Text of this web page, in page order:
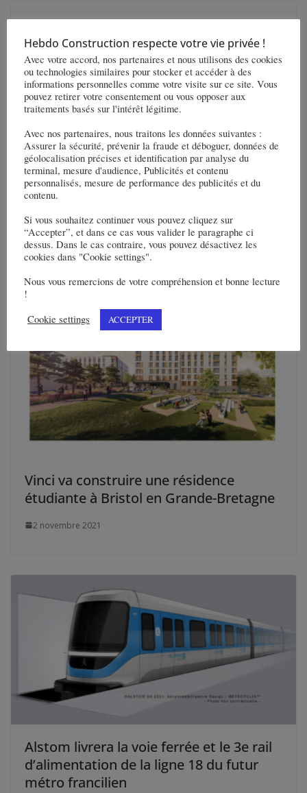
Avis de la FFB – Des inquiétudes
ressortent du Tome II du rapport de la
Commission Rebsamen
3 novembre 2021
Vinci va construire une résidence
étudiante à Bristol en Grande-Bretagne
2 novembre 2021
Alstom livrera la voie ferrée et le 3e rail
d’alimentation de la ligne 18 du futur
métro francilien
Hebdo Construction respecte votre vie privée !
Avec votre accord, nos partenaires et nous utilisons des cookies
ou technologies similaires pour stocker et accéder à des
informations personnelles comme votre visite sur ce site. Vous
pouvez retirer votre consentement ou vous opposer aux
traitements basés sur l'intérêt légitime.
Avec nos partenaires, nous traitons les données suivantes :
Assurer la sécurité, prévenir la fraude et déboguer, données de
géolocalisation précises et identification par analyse du
terminal, mesure d'audience, Publicités et contenu
personnalisés, mesure de performance des publicités et du
contenu.
Si vous souhaitez continuer vous pouvez cliquez sur
“Accepter”, et dans ce cas vous valider le paragraphe ci
dessus. Dans le cas contraire, vous pouvez désactivez les
cookies dans "Cookie settings".
Nous vous remercions de votre compréhension et bonne lecture
!
Cookie settings
ACCEPTER